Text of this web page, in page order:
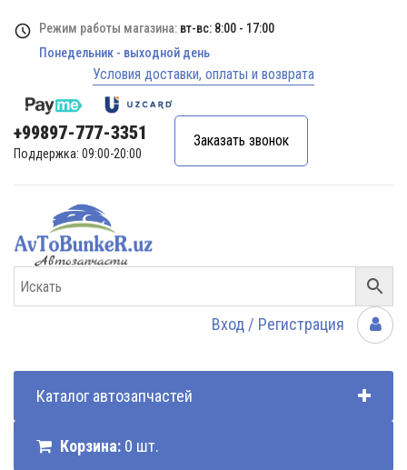
Режим работы магазина: вт-вс: 8:00 - 17:00
Понедельник - выходной день
Условия доставки, оплаты и возврата
+99897-777-3351
Поддержка: 09:00-20:00
Заказать звонок
Вход / Регистрация
Каталог автозапчастей
Корзина: 0 шт.